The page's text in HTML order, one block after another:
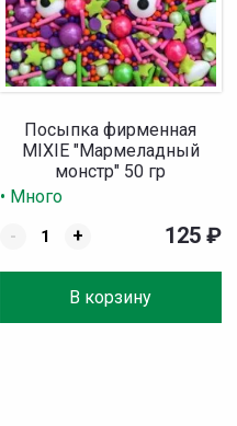
Посыпка фирменная
MIXIE "Мармеладный
монстр" 50 гр
• Много
-
+
В корзину
125 ₽